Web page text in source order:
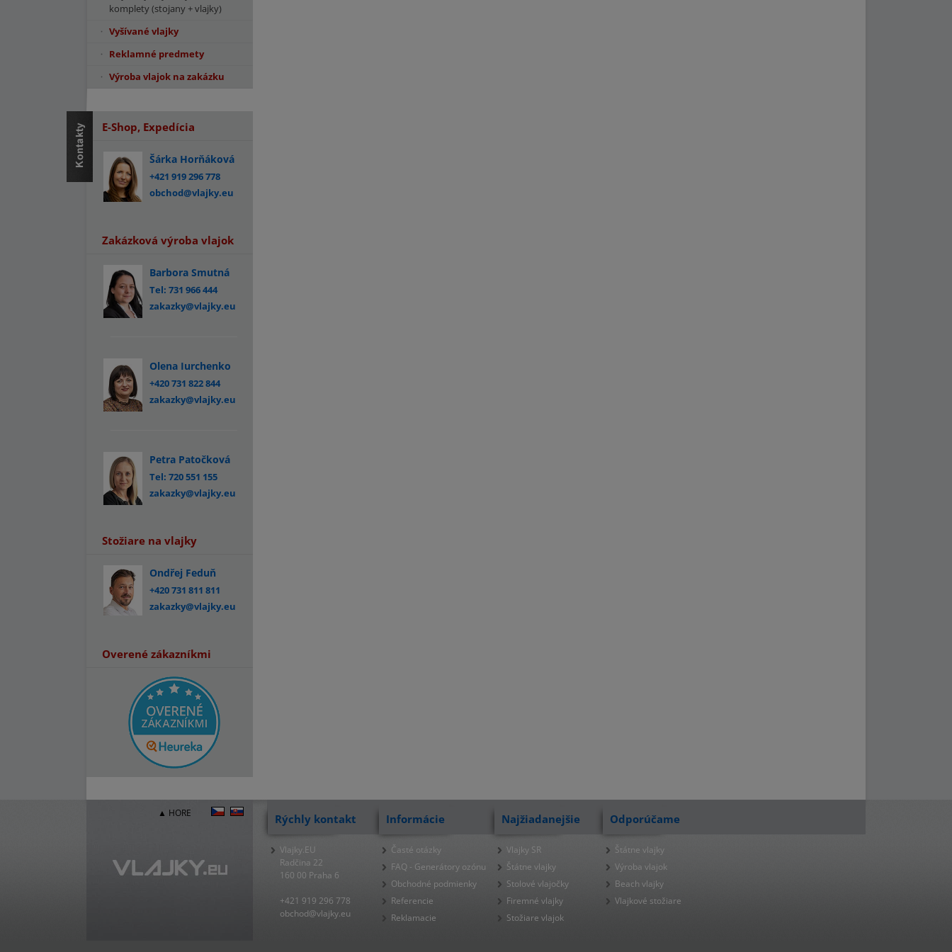
komplety (stojany + vlajky)
Vyšívané vlajky
Reklamné predmety
Výroba vlajok na zakázku
E-Shop, Expedícia
Šárka Horňáková
+421 919 296 778
obchod@vlajky.eu
Zakázková výroba vlajok
Barbora Smutná
Tel: 731 966 444
zakazky@vlajky.eu
Olena Iurchenko
+420 731 822 844
zakazky@vlajky.eu
Petra Patočková
Tel: 720 551 155
zakazky@vlajky.eu
Stožiare na vlajky
Ondřej Feduň
+420 731 811 811
zakazky@vlajky.eu
Overené zákazníkmi
▲ HORE Rýchly kontakt
Vlajky.EU
Radčina 22
160 00 Praha 6
+421 919 296 778
obchod@vlajky.eu
Informácie
Časté otázky
FAQ - Generátory ozónu
Obchodné podmienky
Referencie
Reklamacie
Najžiadanejšie
Vlajky SR
Štátne vlajky
Stolové vlajočky
Firemné vlajky
Stožiare vlajok
Odporúčame
Štátne vlajky
Výroba vlajok
Beach vlajky
Vlajkové stožiare